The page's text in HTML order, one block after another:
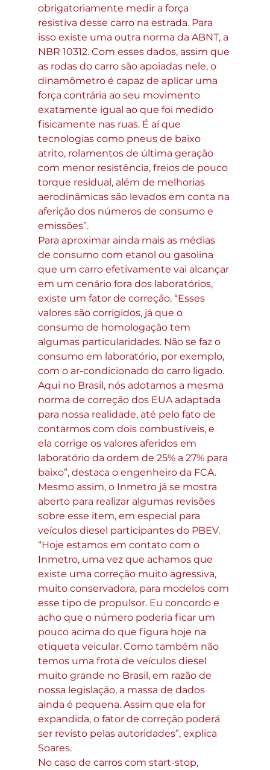
obrigatoriamente medir a força
resistiva desse carro na estrada. Para
isso existe uma outra norma da ABNT, a
NBR 10312. Com esses dados, assim que
as rodas do carro são apoiadas nele, o
dinamômetro é capaz de aplicar uma
força contrária ao seu movimento
exatamente igual ao que foi medido
fisicamente nas ruas. É aí que
tecnologias como pneus de baixo
atrito, rolamentos de última geração
com menor resistência, freios de pouco
torque residual, além de melhorias
aerodinâmicas são levados em conta na
aferição dos números de consumo e
emissões”.
Para aproximar ainda mais as médias
de consumo com etanol ou gasolina
que um carro efetivamente vai alcançar
em um cenário fora dos laboratórios,
existe um fator de correção. “Esses
valores são corrigidos, já que o
consumo de homologação tem
algumas particularidades. Não se faz o
consumo em laboratório, por exemplo,
com o ar-condicionado do carro ligado.
Aqui no Brasil, nós adotamos a mesma
norma de correção dos EUA adaptada
para nossa realidade, até pelo fato de
contarmos com dois combustíveis, e
ela corrige os valores aferidos em
laboratório da ordem de 25% a 27% para
baixo”, destaca o engenheiro da FCA.
Mesmo assim, o Inmetro já se mostra
aberto para realizar algumas revisões
sobre esse item, em especial para
veículos diesel participantes do PBEV.
“Hoje estamos em contato com o
Inmetro, uma vez que achamos que
existe uma correção muito agressiva,
muito conservadora, para modelos com
esse tipo de propulsor. Eu concordo e
acho que o número poderia ficar um
pouco acima do que figura hoje na
etiqueta veicular. Como também não
temos uma frota de veículos diesel
muito grande no Brasil, em razão de
nossa legislação, a massa de dados
ainda é pequena. Assim que ela for
expandida, o fator de correção poderá
ser revisto pelas autoridades”, explica
Soares.
No caso de carros com start-stop,